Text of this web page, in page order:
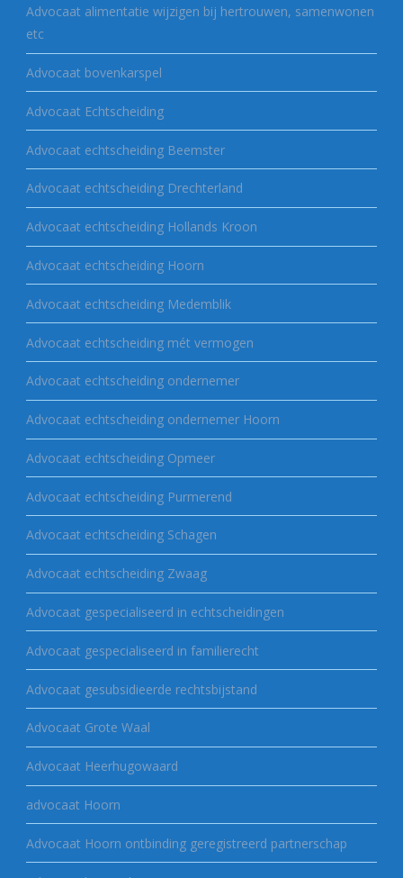
Advocaat alimentatie wijzigen bij hertrouwen, samenwonen
etc
Advocaat bovenkarspel
Advocaat Echtscheiding
Advocaat echtscheiding Beemster
Advocaat echtscheiding Drechterland
Advocaat echtscheiding Hollands Kroon
Advocaat echtscheiding Hoorn
Advocaat echtscheiding Medemblik
Advocaat echtscheiding mét vermogen
Advocaat echtscheiding ondernemer
Advocaat echtscheiding ondernemer Hoorn
Advocaat echtscheiding Opmeer
Advocaat echtscheiding Purmerend
Advocaat echtscheiding Schagen
Advocaat echtscheiding Zwaag
Advocaat gespecialiseerd in echtscheidingen
Advocaat gespecialiseerd in familierecht
Advocaat gesubsidieerde rechtsbijstand
Advocaat Grote Waal
Advocaat Heerhugowaard
advocaat Hoorn
Advocaat Hoorn ontbinding geregistreerd partnerschap